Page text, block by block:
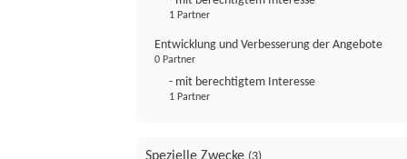
1 Partner
Entwicklung und Verbesserung der Angebote
0 Partner
- mit berechtigtem Interesse
1 Partner
Spezielle Zwecke (3)